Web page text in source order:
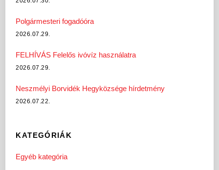
Polgármesteri fogadóóra
2026.07.29.
FELHÍVÁS Felelős ivóvíz használatra
2026.07.29.
Neszmélyi Borvidék Hegyközsége hírdetmény
2026.07.22.
KATEGÓRIÁK
Egyéb kategória